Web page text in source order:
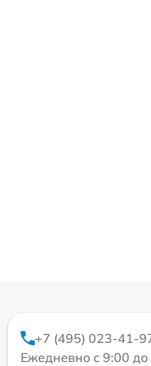
+7 (495) 023-41-
Ежедневно с 9:00